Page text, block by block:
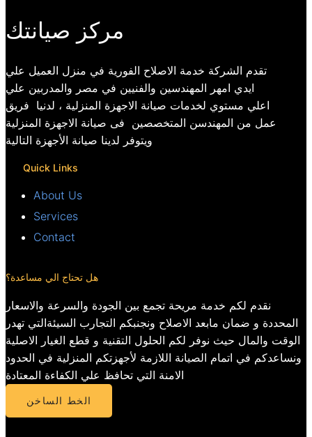
مركز صيانتك
تقدم الشركة خدمة الاصلاح الفورية في منزل العميل علي
ايدي امهر المهندسين والفنيين في مصر والمدربين علي
اعلي مستوي لخدمات صيانة الاجهزة المنزلية ، لدنيا فريق
عمل من المهندسن المتخصصين فى صيانة الاجهزة المنزلية
ويتوفر لدينا صيانة الأجهزة التالية
Quick Links
About Us
Services
Contact
هل تحتاج الي مساعدة؟
نقدم لكم خدمة مريحة تجمع بين الجودة والسرعة والاسعار
المحددة و ضمان مابعد الاصلاح ونجنبكم التجارب السيئةالتي تهدر
الوقت والمال حيث نوفر لكم الحلول التقنية و قطع الغيار الاصلية
ونساعدكم في اتمام الصيانة اللازمة لأجهزتكم المنزلية في الحدود
الامنة التي تحافظ علي الكفاءة المعتادة
الخط الساخن